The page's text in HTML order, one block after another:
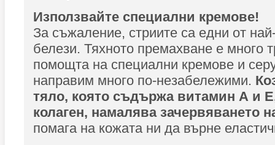
Използвайте специални кремове!
За съжаление, стриите са едни от
белези. Тяхното премахване е много
помощта на специални кремове и
направим много по-незабележими.
тяло, която съдържа витамин А и
колаген, намалява зачервяването
помага на кожата ни да върне